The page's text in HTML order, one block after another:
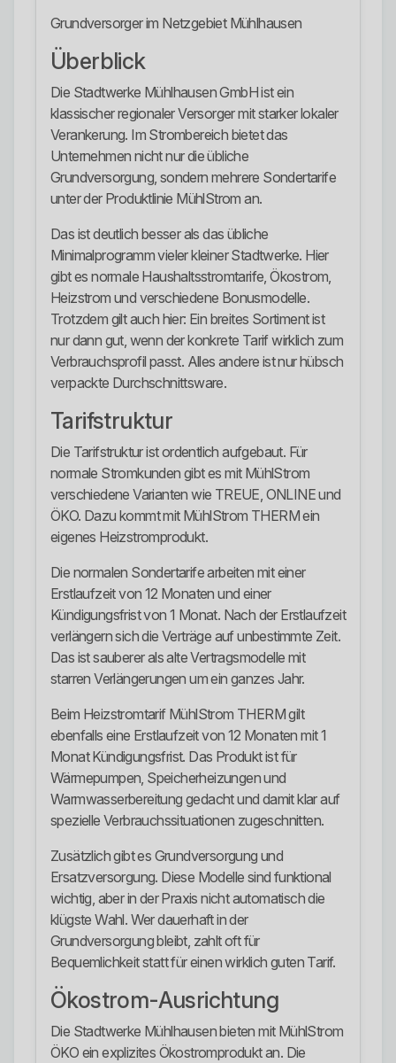
Grundversorger im Netzgebiet Mühlhausen
Überblick
Die Stadtwerke Mühlhausen GmbH ist ein
klassischer regionaler Versorger mit starker lokaler
Verankerung. Im Strombereich bietet das
Unternehmen nicht nur die übliche
Grundversorgung, sondern mehrere Sondertarife
unter der Produktlinie MühlStrom an.
Das ist deutlich besser als das übliche
Minimalprogramm vieler kleiner Stadtwerke. Hier
gibt es normale Haushaltsstromtarife, Ökostrom,
Heizstrom und verschiedene Bonusmodelle.
Trotzdem gilt auch hier: Ein breites Sortiment ist
nur dann gut, wenn der konkrete Tarif wirklich zum
Verbrauchsprofil passt. Alles andere ist nur hübsch
verpackte Durchschnittsware.
Tarifstruktur
Die Tarifstruktur ist ordentlich aufgebaut. Für
normale Stromkunden gibt es mit MühlStrom
verschiedene Varianten wie TREUE, ONLINE und
ÖKO. Dazu kommt mit MühlStrom THERM ein
eigenes Heizstromprodukt.
Die normalen Sondertarife arbeiten mit einer
Erstlaufzeit von 12 Monaten und einer
Kündigungsfrist von 1 Monat. Nach der Erstlaufzeit
verlängern sich die Verträge auf unbestimmte Zeit.
Das ist sauberer als alte Vertragsmodelle mit
starren Verlängerungen um ein ganzes Jahr.
Beim Heizstromtarif MühlStrom THERM gilt
ebenfalls eine Erstlaufzeit von 12 Monaten mit 1
Monat Kündigungsfrist. Das Produkt ist für
Wärmepumpen, Speicherheizungen und
Warmwasserbereitung gedacht und damit klar auf
spezielle Verbrauchssituationen zugeschnitten.
Zusätzlich gibt es Grundversorgung und
Ersatzversorgung. Diese Modelle sind funktional
wichtig, aber in der Praxis nicht automatisch die
klügste Wahl. Wer dauerhaft in der
Grundversorgung bleibt, zahlt oft für
Bequemlichkeit statt für einen wirklich guten Tarif.
Ökostrom-Ausrichtung
Die Stadtwerke Mühlhausen bieten mit MühlStrom
ÖKO ein explizites Ökostromprodukt an. Die